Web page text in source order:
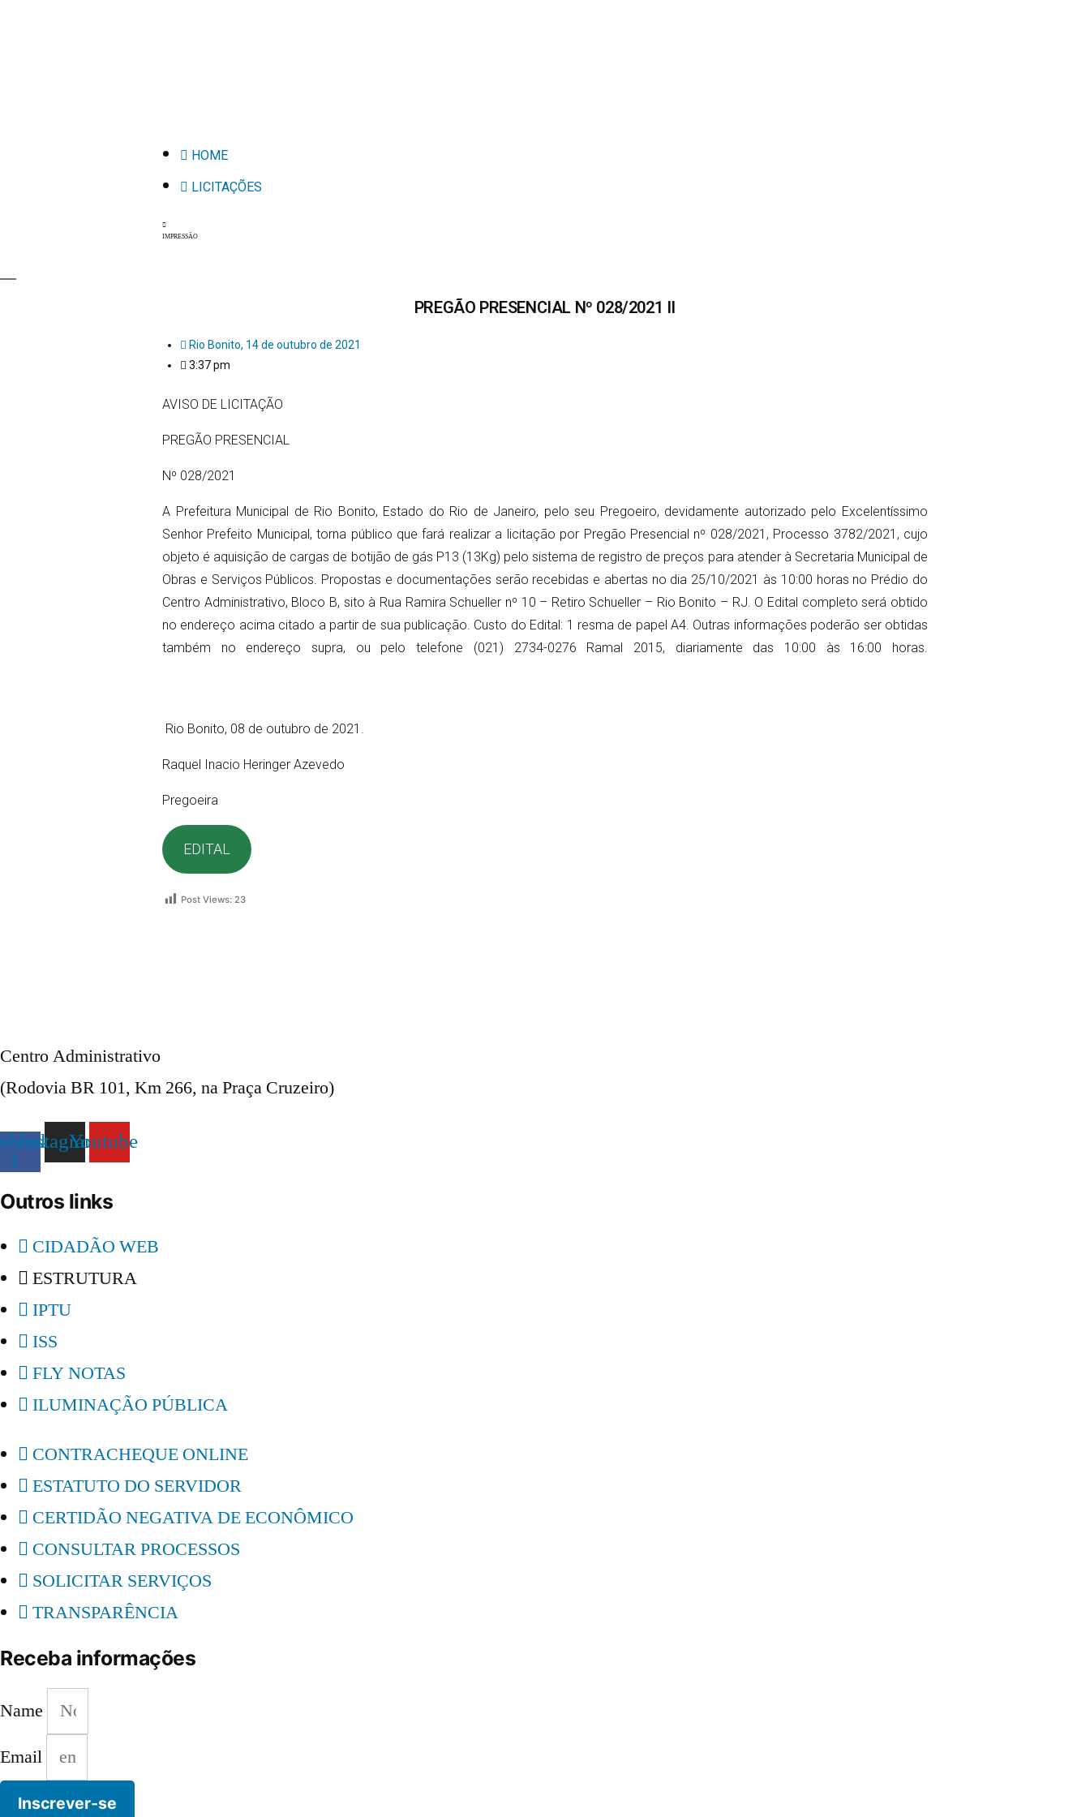
HOME
LICITAÇÕES
IMPRESSÃO
PREGÃO PRESENCIAL Nº 028/2021 II
Rio Bonito, 14 de outubro de 2021
3:37 pm
AVISO DE LICITAÇÃO
PREGÃO PRESENCIAL
Nº 028/2021
A Prefeitura Municipal de Rio Bonito, Estado do Rio de Janeiro, pelo seu Pregoeiro, devidamente autorizado pelo Excelentíssimo
Senhor Prefeito Municipal, torna público que fará realizar a licitação por Pregão Presencial nº 028/2021, Processo 3782/2021, cujo
objeto é aquisição de cargas de botijão de gás P13 (13Kg) pelo sistema de registro de preços para atender à Secretaria Municipal de
Obras e Serviços Públicos. Propostas e documentações serão recebidas e abertas no dia 25/10/2021 às 10:00 horas no Prédio do
Centro Administrativo, Bloco B, sito à Rua Ramira Schueller nº 10 – Retiro Schueller – Rio Bonito – RJ. O Edital completo será obtido
no endereço acima citado a partir de sua publicação. Custo do Edital: 1 resma de papel A4. Outras informações poderão ser obtidas
também no endereço supra, ou pelo telefone (021) 2734-0276 Ramal 2015, diariamente das 10:00 às 16:00 horas.
Rio Bonito, 08 de outubro de 2021.
Raquel Inacio Heringer Azevedo
Pregoeira
EDITAL
Post Views: 23
Centro Administrativo
(Rodovia BR 101, Km 266, na Praça Cruzeiro)
f
InstagramYoutube
Outros links
CIDADÃO WEB
ESTRUTURA
IPTU
ISS
FLY NOTAS
ILUMINAÇÃO PÚBLICA
CONTRACHEQUE ONLINE
ESTATUTO DO SERVIDOR
CERTIDÃO NEGATIVA DE ECONÔMICO
CONSULTAR PROCESSOS
SOLICITAR SERVIÇOS
TRANSPARÊNCIA
Receba informações
Name
Email
Inscrever-se